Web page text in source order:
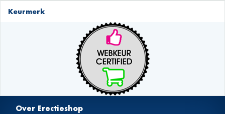
Keurmerk
Over Erectieshop